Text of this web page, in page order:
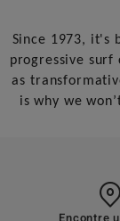
Since 1973, it's
progressive
as
is why we